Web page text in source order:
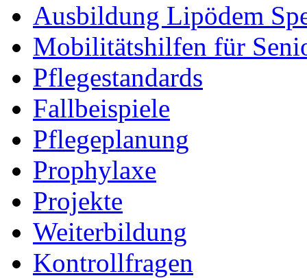
Ausbildung Lipödem
Mobilitätshilfen für
Pflegestandards
Fallbeispiele
Pflegeplanung
Prophylaxe
Projekte
Weiterbildung
Kontrollfragen